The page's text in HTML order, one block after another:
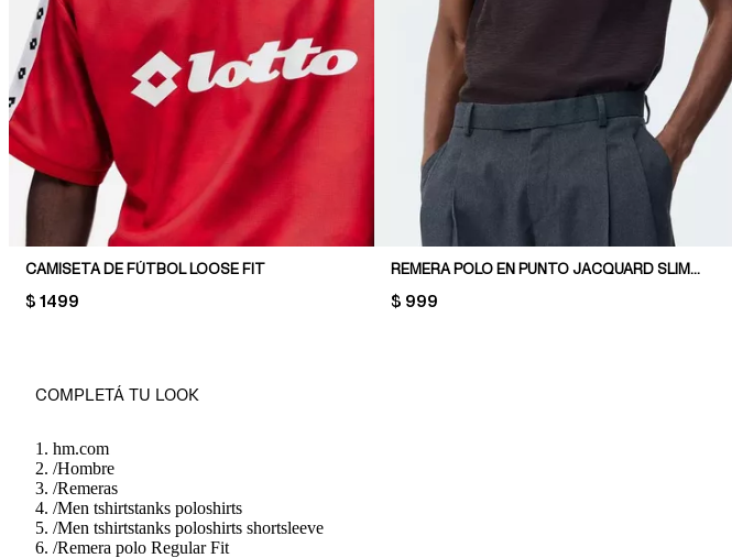
CAMISETA DE FÚTBOL LOOSE FIT
PRICE:
$ 1499
REMERA POLO EN PUNTO JACQUARD SLIM FIT
PRICE:
$ 999
COMPLETÁ TU LOOK
hm.com
/Hombre
/Remeras
/Men tshirtstanks poloshirts
/Men tshirtstanks poloshirts shortsleeve
/Remera polo Regular Fit